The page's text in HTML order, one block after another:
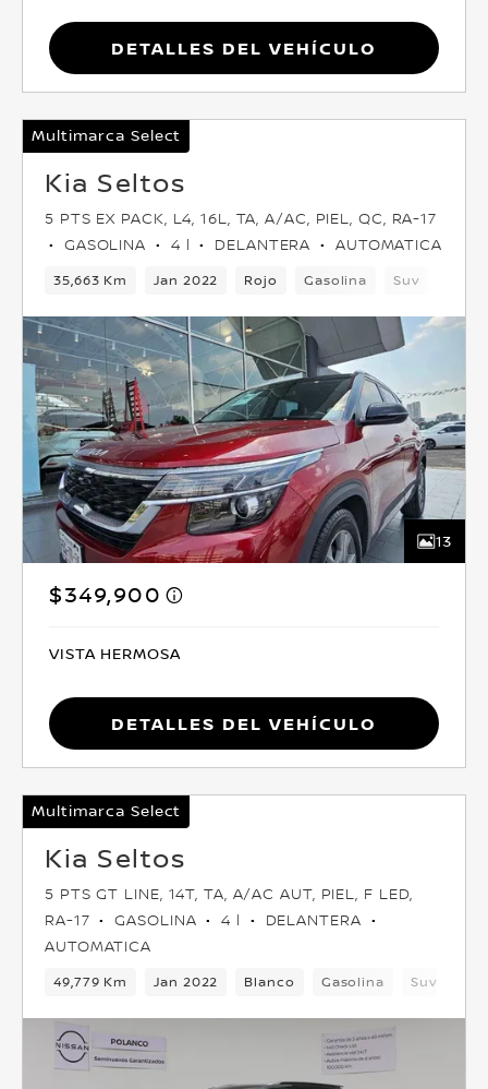
Detalles del vehículo
Multimarca Select
Kia Seltos
5 PTS EX PACK, L4, 16L, TA, A/AC, PIEL, QC, RA-17
GASOLINA
4 l DELANTERA AUTOMATICA
35,663 Km Jan 2022 Rojo Gasolina Suv
13
$349,900
VISTA HERMOSA
Detalles del vehículo
Multimarca Select
Kia Seltos
5 PTS GT LINE, 14T, TA, A/AC AUT, PIEL, F LED,
RA-17
GASOLINA 4 l
DELANTERA
AUTOMATICA
49,779 Km Jan 2022 Blanco Gasolina Suv